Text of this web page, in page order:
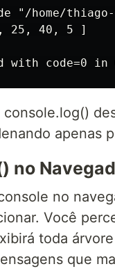
"/home/
25, 40, 5 ]
console.log()
apenas
no
no
Você
toda
que